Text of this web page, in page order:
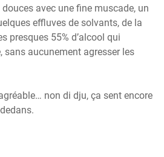
avec une fine muscade, un
effluves de solvants, de la
presques 55% d’alcool qui
sans aucunement agresser les
non di dju, ça sent encore